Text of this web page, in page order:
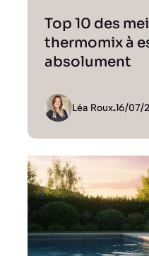
Top 10 des
thermomix à
absolument
Léa Roux.16/07/